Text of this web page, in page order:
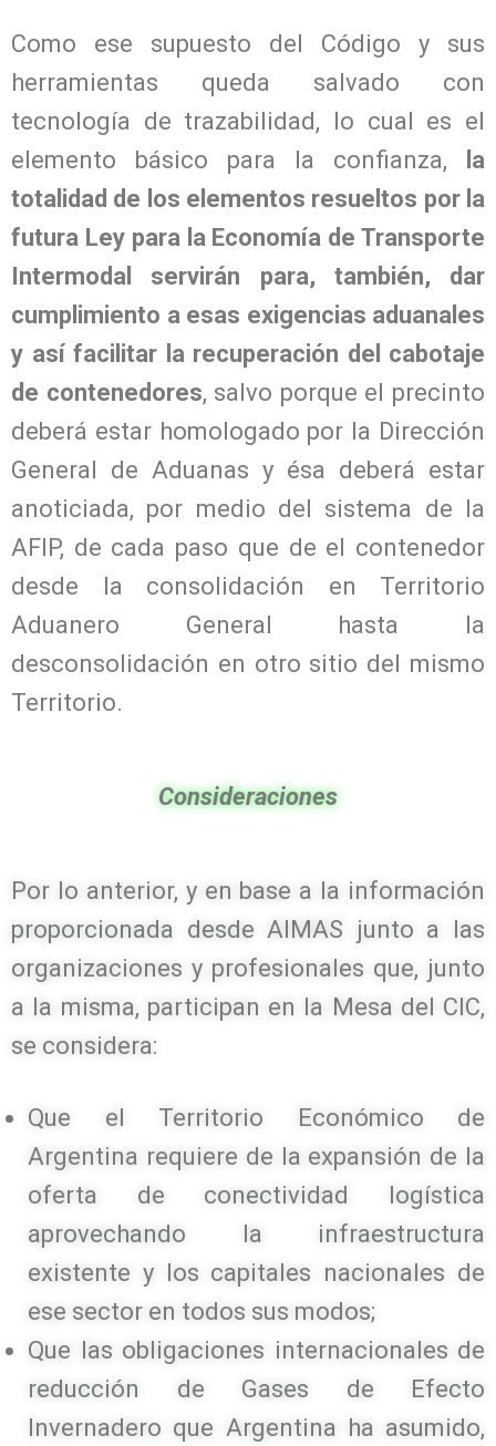
Como ese supuesto del Código y sus
herramientas queda salvado con
tecnología de trazabilidad, lo cual es el
elemento básico para la confianza,
la
totalidad de los elementos resueltos por la
futura Ley para la Economía de Transporte
Intermodal servirán para, también, dar
cumplimiento a esas exigencias aduanales
y así facilitar la recuperación del cabotaje
de contenedores, salvo porque el precinto
deberá estar homologado por la Dirección
General de Aduanas y ésa deberá estar
anoticiada, por medio del sistema de la
AFIP, de cada paso que de el contenedor
desde la consolidación en Territorio
Aduanero General hasta la
desconsolidación en otro sitio del mismo
Territorio.
Consideraciones
Por lo anterior, y en base a la información
proporcionada desde AIMAS junto a las
organizaciones y profesionales que, junto
a la misma, participan en la Mesa del CIC,
se considera:
Que el Territorio Económico de
Argentina requiere de la expansión de la
oferta de conectividad logística
aprovechando la infraestructura
existente y los capitales nacionales de
ese sector en todos sus modos;
Que las obligaciones internacionales de
reducción de Gases de Efecto
Invernadero que Argentina ha asumido,